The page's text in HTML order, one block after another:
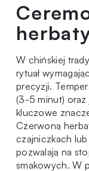
W chińskiej
rytuał
precyzji.
(3-5 minut) oraz
kluczowe
Czerwoną
czajniczkach
pozwalają na
smakowych. W